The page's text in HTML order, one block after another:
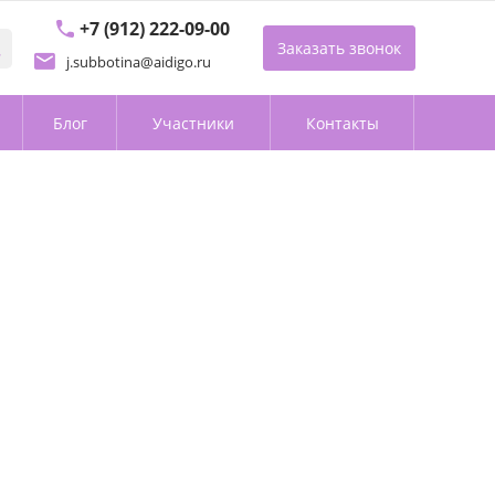
+7 (912) 222-09-00
j.subbotina@aidigo.ru
Заказать звонок
Блог Участники Контакты